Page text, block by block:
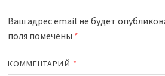
Ваш адрес email не будет
поля помечены *
КОММЕНТАРИЙ *